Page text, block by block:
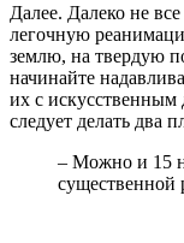
Далее. Далеко не
легочную
землю, на твердую
начинайте
их с
следует делать два
– Можно и 15
существенной